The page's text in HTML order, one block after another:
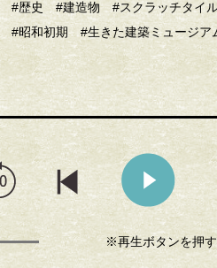
#歴史 #建造物 #スクラッチタイ
#昭和初期 #生きた建築ミュージア
※再生ボタンを押す